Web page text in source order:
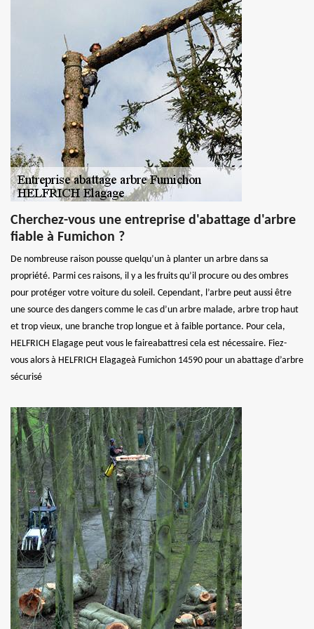
Cherchez-vous une entreprise d'abattage d'arbre
fiable à Fumichon ?
De nombreuse raison pousse quelqu’un à planter un arbre dans sa
propriété. Parmi ces raisons, il y a les fruits qu’il procure ou des ombres
pour protéger votre voiture du soleil. Cependant, l’arbre peut aussi être
une source des dangers comme le cas d’un arbre malade, arbre trop haut
et trop vieux, une branche trop longue et à faible portance. Pour cela,
HELFRICH Elagage peut vous le faireabattresi cela est nécessaire. Fiez-
vous alors à HELFRICH Elagageà Fumichon 14590 pour un abattage d’arbre
sécurisé